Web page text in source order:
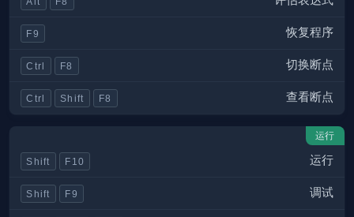
F9 恢复程序
Ctrl F8 切换断点
Ctrl Shift F8 查看断点
运行
Shift F10 运行
Shift F9 调试